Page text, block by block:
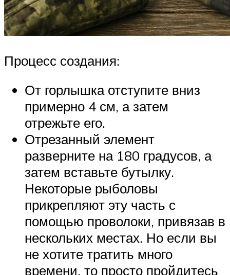
Процесс создания:
От горлышка отступите вниз
примерно 4 см, а затем
отрежьте его.
Отрезанный элемент
разверните на 180 градусов, а
затем вставьте бутылку.
Некоторые рыболовы
прикрепляют эту часть с
помощью проволоки, привязав в
нескольких местах. Но если вы
не хотите тратить много
времени, то просто пройдитесь